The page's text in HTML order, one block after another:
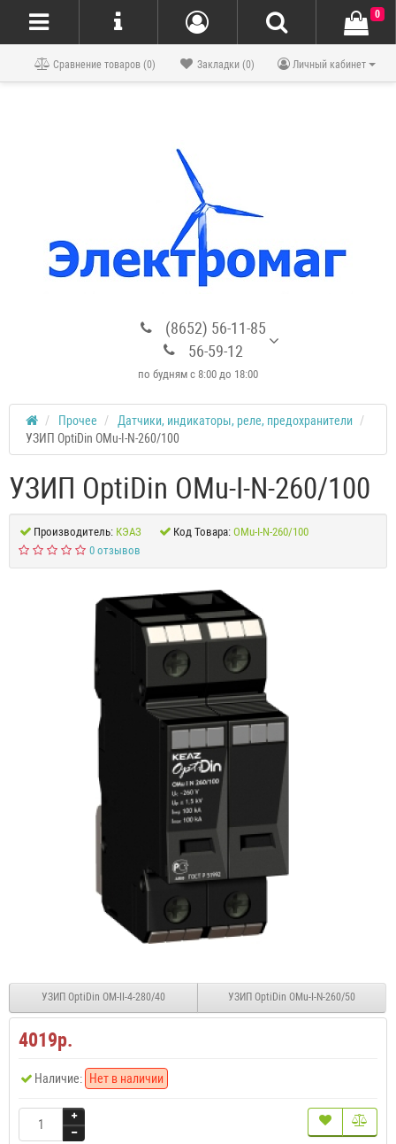
Блог
Личный кабинет
Закладки (0)
Сравнение товаров (0)
(8652) 56-11-85
56-59-12
по будням с 8:00 до 18:00
0
Прочее
Датчики, индикаторы, реле, предохранители
УЗИП OptiDin OMu-I-N-260/100
УЗИП OptiDin OMu-I-N-260/100
Производитель: КЭАЗ Код Товара: OMu-I-N-260/100
0 отзывов
УЗИП OptiDin OM-II-4-280/40 УЗИП OptiDin OMu-I-N-260/50
4019р.
Наличие: Нет в наличии